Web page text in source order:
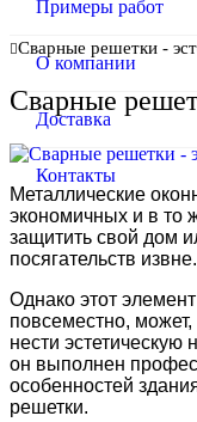
Примеры работ
О компании
Доставка
Контакты
Сварные решетки -
Сварные
Металлические
экономичных и в то
защитить свой дом
посягательств извне.
Однако этот
повсеместно,
нести эстетическую
он выполнен
особенностей
решетки.